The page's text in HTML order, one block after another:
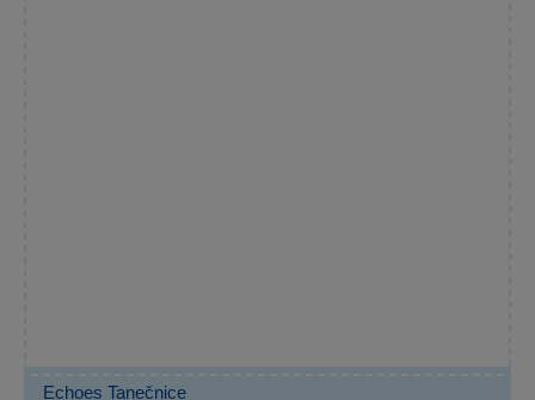
Echoes Tanečnice